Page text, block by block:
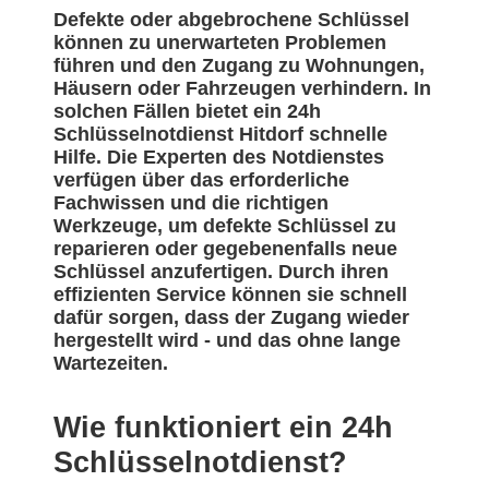
Defekte oder abgebrochene Schlüssel
können zu unerwarteten Problemen
führen und den Zugang zu Wohnungen,
Häusern oder Fahrzeugen verhindern. In
solchen Fällen bietet ein 24h
Schlüsselnotdienst Hitdorf schnelle
Hilfe. Die Experten des Notdienstes
verfügen über das erforderliche
Fachwissen und die richtigen
Werkzeuge, um defekte Schlüssel zu
reparieren oder gegebenenfalls neue
Schlüssel anzufertigen. Durch ihren
effizienten Service können sie schnell
dafür sorgen, dass der Zugang wieder
hergestellt wird - und das ohne lange
Wartezeiten.
Wie funktioniert ein 24h
Schlüsselnotdienst?